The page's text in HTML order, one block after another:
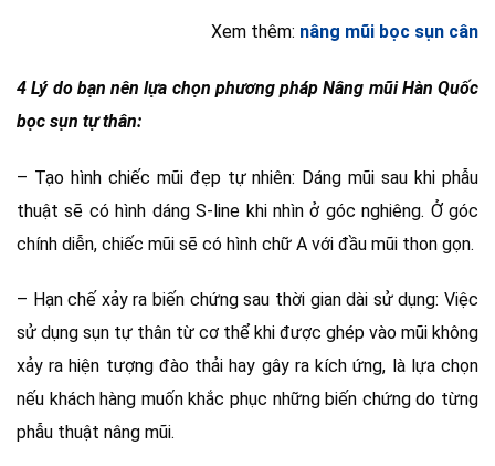
Xem thêm: nâng mũi bọc sụn cân
4 Lý do bạn nên lựa chọn phương pháp Nâng mũi Hàn Quốc
bọc sụn tự thân:
– Tạo hình chiếc mũi đẹp tự nhiên: Dáng mũi sau khi phẫu
thuật sẽ có hình dáng S-line khi nhìn ở góc nghiêng. Ở góc
chính diễn, chiếc mũi sẽ có hình chữ A với đầu mũi thon gọn.
– Hạn chế xảy ra biến chứng sau thời gian dài sử dụng: Việc
sử dụng sụn tự thân từ cơ thể khi được ghép vào mũi không
xảy ra hiện tượng đào thải hay gây ra kích ứng, là lựa chọn
nếu khách hàng muốn khắc phục những biến chứng do từng
phẫu thuật nâng mũi.